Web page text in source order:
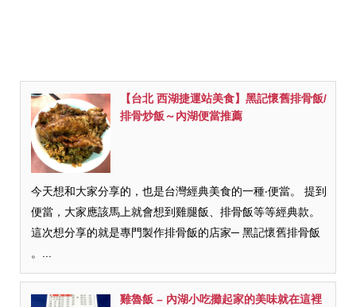
【台北 西湖捷運站美食】黑記懷舊排骨飯/
排骨炒飯～內湖便當推薦
今天想和大家分享的，也是台灣經典美食的一種‧便當。 提到
便當，大家應該馬上就會想到雞腿飯、排骨飯等等經典款。
這次想分享的就是專門製作排骨飯的店家─ 黑記懷舊排骨飯
。...
雞魯飯 – 內湖小吃攤起家的美味就在這裡